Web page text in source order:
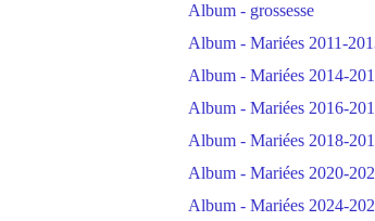
Album - grossesse
Album - Mariées 2011-
Album - Mariées 2014-
Album - Mariées 2016-
Album - Mariées 2018-
Album - Mariées 2020-
Album - Mariées 2024-